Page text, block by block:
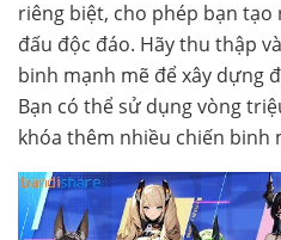
riêng biệt, cho phép bạn
đấu độc đáo. Hãy thu thập
binh mạnh mẽ để xây dựng
Bạn có thể sử dụng vòng
khóa thêm nhiều chiến binh